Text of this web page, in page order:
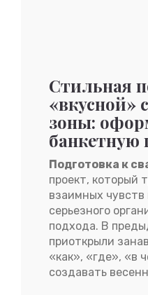
Стильная
«вкусной»
зоны:
банкетную
Подготовка к
проект, который
взаимных
серьезного
подхода. В
приоткрыли
«как», «где», «в
создавать